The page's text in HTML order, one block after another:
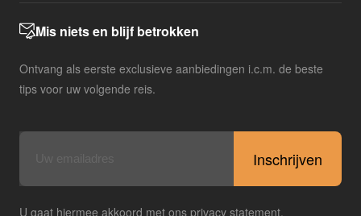
Mis niets en blijf betrokken
Ontvang als eerste exclusieve aanbiedingen i.c.m. de beste
tips voor uw volgende reis.
U gaat hiermee akkoord met ons privacy statement.